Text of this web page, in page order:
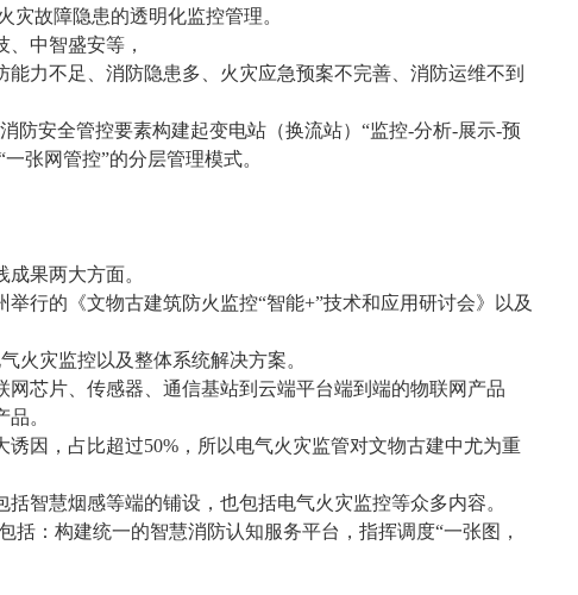
灾故障隐患的透明化监控管理。
中智盛安等，
力不足、消防隐患多、火灾应急预案不完善、消防运维不到
防安全管控要素构建起变电站（换流站） “监控-分析-展示-预
一张网管控”的分层管理模式。
果两大方面。
举行的《文物古建筑防火监控“智能+”技术和应用研讨会》以及
火灾监控以及整体系统解决方案。
芯片、传感器、通信基站到云端平台端到端的物联网产品
。
诱因，占比超过50% ，所以电气火灾监管对文物古建中尤为重
智慧烟感等端的铺设，也包括电气火灾监控等众多内容。
括：构建统一的智慧消防认知服务平台，指挥调度“一张图，